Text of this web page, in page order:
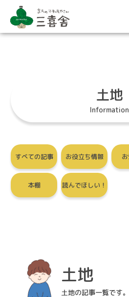
借りたい
貸したい
三喜舎について
ご入居中の方へ
〒862-0970
熊本県熊本市中央区渡鹿３丁目１４−
TEL 096-371-8001
土地
Information
すべての記事 お役立ち情報
本棚 読んでほしい！
土地
土地の記事一覧です。